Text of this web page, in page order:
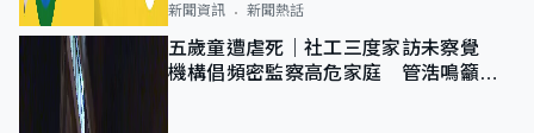
新聞資訊 新聞熱話
五歲童遭虐死｜社工三度家訪未察覺
機構倡頻密監察高危家庭 管浩鳴籲加